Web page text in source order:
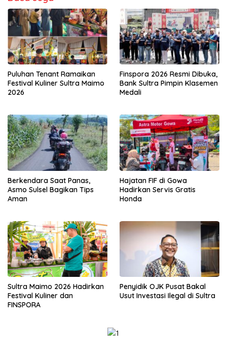
Puluhan Tenant Ramaikan
Festival Kuliner Sultra Maimo
2026
Finspora 2026 Resmi Dibuka,
Bank Sultra Pimpin Klasemen
Medali
Berkendara Saat Panas,
Asmo Sulsel Bagikan Tips
Aman
Hajatan FIF di Gowa
Hadirkan Servis Gratis
Honda
Sultra Maimo 2026 Hadirkan
Festival Kuliner dan
FINSPORA
Penyidik OJK Pusat Bakal
Usut Investasi Ilegal di Sultra